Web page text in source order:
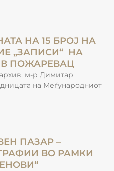
НА 15 БРОЈ НА
„ЗАПИСИ“ НА
ПОЖАРЕВАЦ
м-р Димитар
на Меѓународниот
ПАЗАР –
ВО РАМКИ